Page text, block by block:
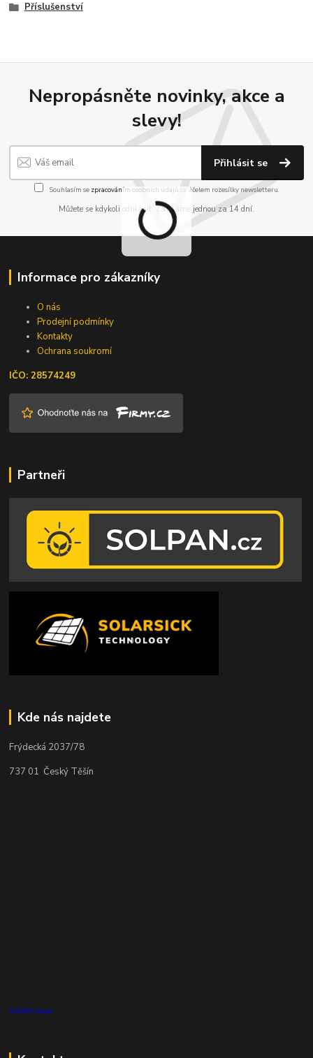
Příslušenství
Nepropásněte novinky, akce a
slevy!
Přihlásit se
Souhlasím se zpracováním osobních údajůza účelem rozesílky newsletteru.
Můžete se kdykoli odhlásit. Zasíláme jednou za 14 dní.
Informace pro zákazníky
O nás
Prodejní podmínky
Kontakty
Ochrana soukromí
IČO: 28574249
Partneři
Kde nás najdete
Frýdecká 2037/78
737 01 Český Těšín
Zvětšit mapu